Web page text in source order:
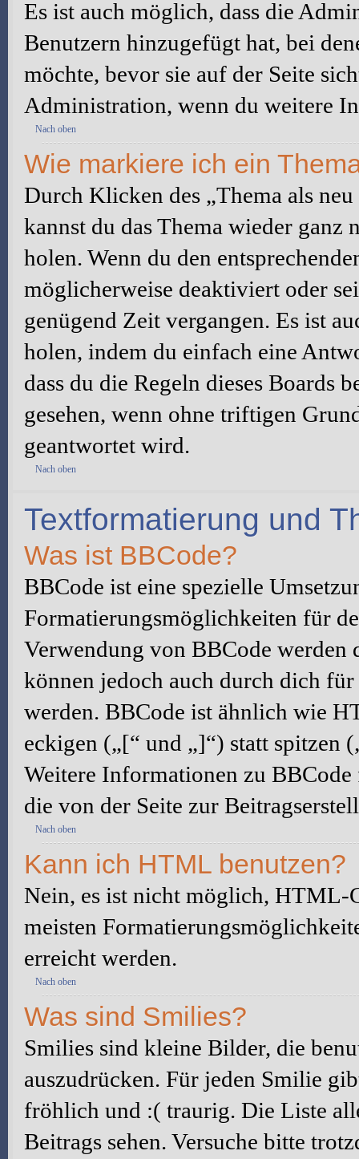
Es ist auch möglich, dass die
Benutzern hinzugefügt hat, bei
möchte, bevor sie auf der Seite
Administration, wenn du weitere
Nach oben
Wie markiere ich ein
Durch Klicken des „Thema als
kannst du das Thema wieder ganz
holen. Wenn du den
möglicherweise deaktiviert oder
genügend Zeit vergangen. Es ist
holen, indem du einfach eine
dass du die Regeln dieses Boards
gesehen, wenn ohne triftigen
geantwortet wird.
Nach oben
Textformatierung und
Was ist BBCode?
BBCode ist eine spezielle
Formatierungsmöglichkeiten für
Verwendung von BBCode
können jedoch auch durch dich
werden. BBCode ist ähnlich wie
eckigen („[“ und „]“) statt spitzen
Weitere Informationen zu
die von der Seite zur
Nach oben
Kann ich HTML benutzen?
Nein, es ist nicht möglich, HTML-
meisten
erreicht werden.
Nach oben
Was sind Smilies?
Smilies sind kleine Bilder, die
auszudrücken. Für jeden Smilie
fröhlich und :( traurig. Die Liste
Beitrags sehen. Versuche bitte